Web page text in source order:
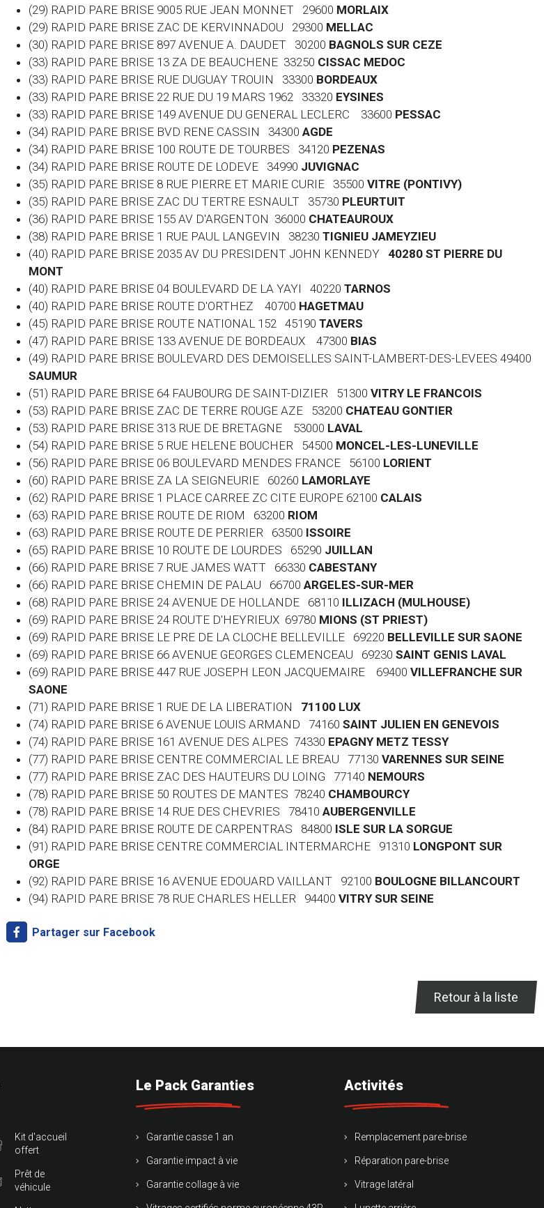
(29) RAPID PARE BRISE 9005 RUE JEAN MONNET 29600 MORLAIX
(29) RAPID PARE BRISE ZAC DE KERVINNADOU 29300 MELLAC
(30) RAPID PARE BRISE 897 AVENUE A. DAUDET 30200 BAGNOLS SUR CEZE
(33) RAPID PARE BRISE 13 ZA DE BEAUCHENE 33250 CISSAC MEDOC
(33) RAPID PARE BRISE RUE DUGUAY TROUIN 33300 BORDEAUX
(33) RAPID PARE BRISE 22 RUE DU 19 MARS 1962 33320 EYSINES
(33) RAPID PARE BRISE 149 AVENUE DU GENERAL LECLERC 33600 PESSAC
(34) RAPID PARE BRISE BVD RENE CASSIN 34300 AGDE
(34) RAPID PARE BRISE 100 ROUTE DE TOURBES 34120 PEZENAS
(34) RAPID PARE BRISE ROUTE DE LODEVE 34990 JUVIGNAC
(35) RAPID PARE BRISE 8 RUE PIERRE ET MARIE CURIE 35500 VITRE (PONTIVY)
(35) RAPID PARE BRISE ZAC DU TERTRE ESNAULT 35730 PLEURTUIT
(36) RAPID PARE BRISE 155 AV D'ARGENTON 36000 CHATEAUROUX
(38) RAPID PARE BRISE 1 RUE PAUL LANGEVIN 38230 TIGNIEU JAMEYZIEU
(40) RAPID PARE BRISE 2035 AV DU PRESIDENT JOHN KENNEDY
40280 ST PIERRE DU
MONT
(40) RAPID PARE BRISE 04 BOULEVARD DE LA YAYI 40220 TARNOS
(40) RAPID PARE BRISE ROUTE D'ORTHEZ 40700 HAGETMAU
(45) RAPID PARE BRISE ROUTE NATIONAL 152 45190 TAVERS
(47) RAPID PARE BRISE 133 AVENUE DE BORDEAUX 47300 BIAS
(49) RAPID PARE BRISE BOULEVARD DES DEMOISELLES SAINT-LAMBERT-DES-LEVEES 49400
SAUMUR
(51) RAPID PARE BRISE 64 FAUBOURG DE SAINT-DIZIER 51300 VITRY LE FRANCOIS
(53) RAPID PARE BRISE ZAC DE TERRE ROUGE AZE 53200 CHATEAU GONTIER
(53) RAPID PARE BRISE 313 RUE DE BRETAGNE 53000 LAVAL
(54) RAPID PARE BRISE 5 RUE HELENE BOUCHER 54500 MONCEL-LES-LUNEVILLE
(56) RAPID PARE BRISE 06 BOULEVARD MENDES FRANCE 56100 LORIENT
(60) RAPID PARE BRISE ZA LA SEIGNEURIE 60260 LAMORLAYE
(62) RAPID PARE BRISE 1 PLACE CARREE ZC CITE EUROPE 62100 CALAIS
(63) RAPID PARE BRISE ROUTE DE RIOM 63200 RIOM
(63) RAPID PARE BRISE ROUTE DE PERRIER 63500 ISSOIRE
(65) RAPID PARE BRISE 10 ROUTE DE LOURDES 65290 JUILLAN
(66) RAPID PARE BRISE 7 RUE JAMES WATT 66330 CABESTANY
(66) RAPID PARE BRISE CHEMIN DE PALAU 66700 ARGELES-SUR-MER
(68) RAPID PARE BRISE 24 AVENUE DE HOLLANDE 68110 ILLIZACH (MULHOUSE)
(69) RAPID PARE BRISE 24 ROUTE D'HEYRIEUX 69780 MIONS (ST PRIEST)
(69) RAPID PARE BRISE LE PRE DE LA CLOCHE BELLEVILLE 69220 BELLEVILLE SUR SAONE
(69) RAPID PARE BRISE 66 AVENUE GEORGES CLEMENCEAU 69230 SAINT GENIS LAVAL
(69) RAPID PARE BRISE 447 RUE JOSEPH LEON JACQUEMAIRE 69400 VILLEFRANCHE SUR
SAONE
(71) RAPID PARE BRISE 1 RUE DE LA LIBERATION
71100 LUX
(74) RAPID PARE BRISE 6 AVENUE LOUIS ARMAND 74160 SAINT JULIEN EN GENEVOIS
(74) RAPID PARE BRISE 161 AVENUE DES ALPES 74330 EPAGNY METZ TESSY
(77) RAPID PARE BRISE CENTRE COMMERCIAL LE BREAU 77130 VARENNES SUR SEINE
(77) RAPID PARE BRISE ZAC DES HAUTEURS DU LOING 77140 NEMOURS
(78) RAPID PARE BRISE 50 ROUTES DE MANTES 78240 CHAMBOURCY
(78) RAPID PARE BRISE 14 RUE DES CHEVRIES 78410 AUBERGENVILLE
(84) RAPID PARE BRISE ROUTE DE CARPENTRAS 84800 ISLE SUR LA SORGUE
(91) RAPID PARE BRISE CENTRE COMMERCIAL INTERMARCHE 91310 LONGPONT SUR
ORGE
(92) RAPID PARE BRISE 16 AVENUE EDOUARD VAILLANT 92100 BOULOGNE BILLANCOURT
(94) RAPID PARE BRISE 78 RUE CHARLES HELLER 94400 VITRY SUR SEINE
Partager sur Facebook
Retour à la liste
Kit d'accueil
offert
Prêt de
véhicule
Le Pack Garanties
Garantie casse 1 an
Garantie impact à vie
Garantie collage à vie
Activités
Remplacement pare-brise
Réparation pare-brise
Vitrage latéral